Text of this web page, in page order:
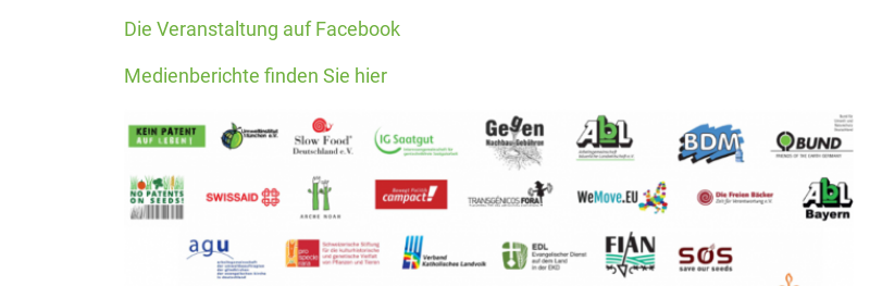
Die Veranstaltung auf Facebook
Medienberichte finden Sie hier